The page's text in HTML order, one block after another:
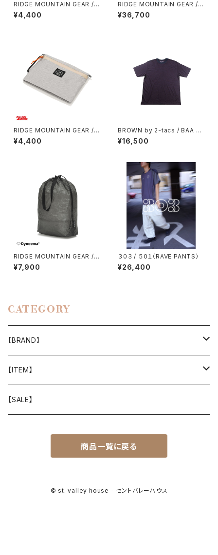
RIDGE MOUNTAIN GEAR /
TRAVEL POUCH PLUS（DCF
HYBRID）
¥4,400
RIDGE MOUNTAIN GEAR /
ONE MILE TRIM
¥36,700
RIDGE MOUNTAIN GEAR /
TRAVEL POUCH PLUS（ULT
RA）
¥4,400
BROWN by 2-tacs / BAA WI
DE
¥16,500
RIDGE MOUNTAIN GEAR / S
TUFF SACK
¥7,900
３０３ / ５０１（RAVE PANTS）
¥26,400
CATEGORY
【BRAND】
山と道
T-SHIRT
迷迭香
Akihiro Wood Works
【ITEM】
WEAR
【SALE】
商品一覧に戻る
© st. valley house - セントバレーハウス